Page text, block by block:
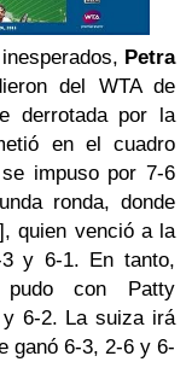
Petra
del WTA de
derrotada por la
en el cuadro
impuso por 7-6
ronda, donde
quien venció a la
3 y 6-1. En tanto,
pudo con Patty
6-2. La suiza irá
ganó 6-3, 2-6 y 6-